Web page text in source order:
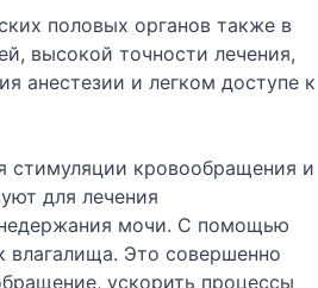
половых органов также в
высокой точности лечения,
анестезии и легком доступе к
стимуляции кровообращения и
для лечения
недержания мочи. С помощью
влагалища. Это совершенно
ускорить процессы